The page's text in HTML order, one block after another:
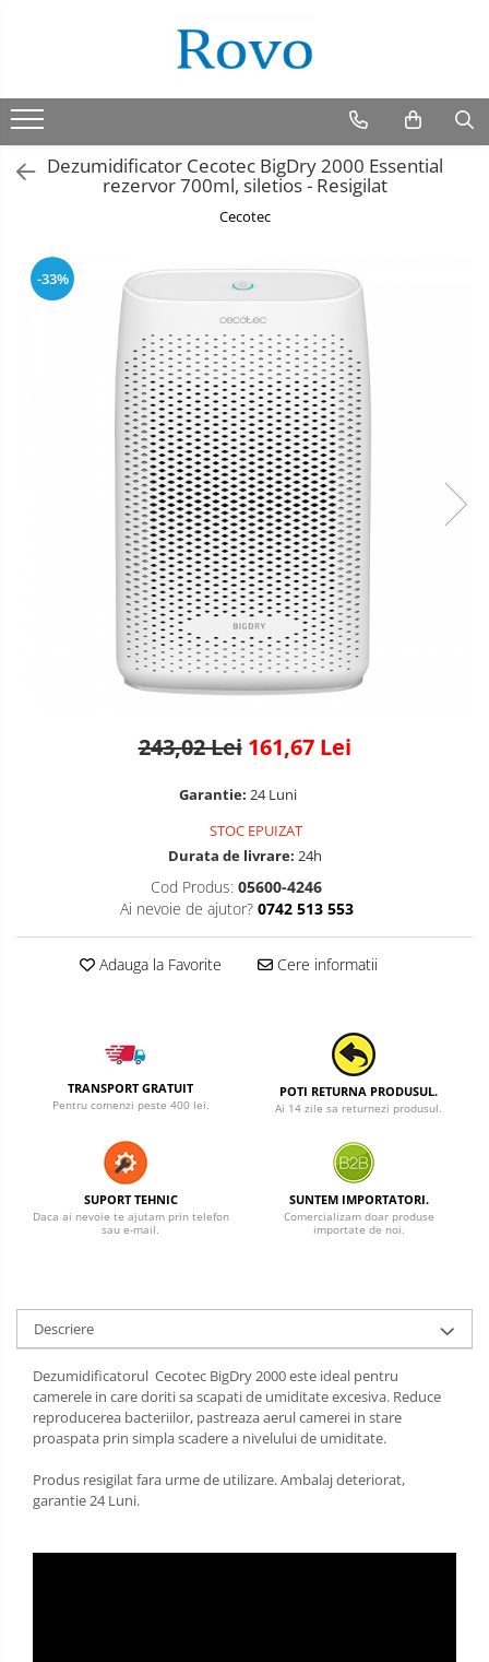
Dezumidificator Cecotec BigDry 2000 Essential
rezervor 700ml, siletios - Resigilat
Cecotec
-33%
243,02 Lei 161,67 Lei
Garantie: 24 Luni
STOC EPUIZAT
Durata de livrare: 24h
Cod Produs: 05600-4246
Ai nevoie de ajutor? 0742 513 553
Adauga la Favorite Cere informatii
TRANSPORT GRATUIT
Pentru comenzi peste 400 lei.
POTI RETURNA PRODUSUL.
Ai 14 zile sa returnezi produsul.
SUPORT TEHNIC
Daca ai nevoie te ajutam prin telefon
sau e-mail.
SUNTEM IMPORTATORI.
Comercializam doar produse
importate de noi.
Descriere
Dezumidificatorul Cecotec BigDry 2000 este ideal pentru
camerele in care doriti sa scapati de umiditate excesiva. Reduce
reproducerea bacteriilor, pastreaza aerul camerei in stare
proaspata prin simpla scadere a nivelului de umiditate.
Produs resigilat fara urme de utilizare. Ambalaj deteriorat,
garantie 24 Luni.